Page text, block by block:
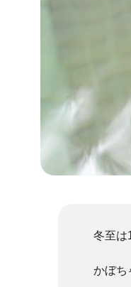
冬至は
かぼち